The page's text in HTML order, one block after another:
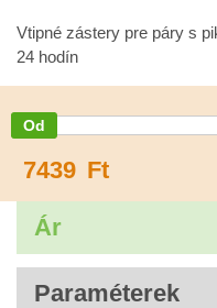
Vtipné zástery pre páry s
24 hodín
7439 Ft
Ár
Paraméterek